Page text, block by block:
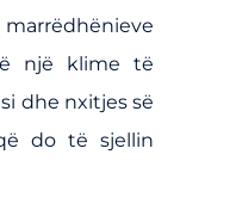
një klime të
dhe nxitjes së
do të sjellin